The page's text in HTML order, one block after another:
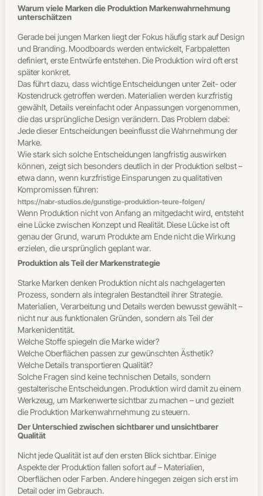
Warum viele Marken die Produktion Markenwahrnehmung
unterschätzen
Gerade bei jungen Marken liegt der Fokus häufig stark auf Design
und Branding. Moodboards werden entwickelt, Farbpaletten
definiert, erste Entwürfe entstehen. Die Produktion wird oft erst
später konkret.
Das führt dazu, dass wichtige Entscheidungen unter Zeit- oder
Kostendruck getroffen werden. Materialien werden kurzfristig
gewählt, Details vereinfacht oder Anpassungen vorgenommen,
die das ursprüngliche Design verändern. Das Problem dabei:
Jede dieser Entscheidungen beeinflusst die Wahrnehmung der
Marke.
Wie stark sich solche Entscheidungen langfristig auswirken
können, zeigt sich besonders deutlich in der Produktion selbst –
etwa dann, wenn kurzfristige Einsparungen zu qualitativen
Kompromissen führen:
https://nabr-studios.de/gunstige-produktion-teure-folgen/
Wenn Produktion nicht von Anfang an mitgedacht wird, entsteht
eine Lücke zwischen Konzept und Realität. Diese Lücke ist oft
genau der Grund, warum Produkte am Ende nicht die Wirkung
erzielen, die ursprünglich geplant war.
Produktion als Teil der Markenstrategie
Starke Marken denken Produktion nicht als nachgelagerten
Prozess, sondern als integralen Bestandteil ihrer Strategie.
Materialien, Verarbeitung und Details werden bewusst gewählt –
nicht nur aus funktionalen Gründen, sondern als Teil der
Markenidentität.
Welche Stoffe spiegeln die Marke wider?
Welche Oberflächen passen zur gewünschten Ästhetik?
Welche Details transportieren Qualität?
Solche Fragen sind keine technischen Details, sondern
gestalterische Entscheidungen. Produktion wird damit zu einem
Werkzeug, um Markenwerte sichtbar zu machen – und gezielt
die Produktion Markenwahrnehmung zu steuern.
Der Unterschied zwischen sichtbarer und unsichtbarer
Qualität
Nicht jede Qualität ist auf den ersten Blick sichtbar. Einige
Aspekte der Produktion fallen sofort auf – Materialien,
Oberflächen oder Farben. Andere hingegen zeigen sich erst im
Detail oder im Gebrauch.